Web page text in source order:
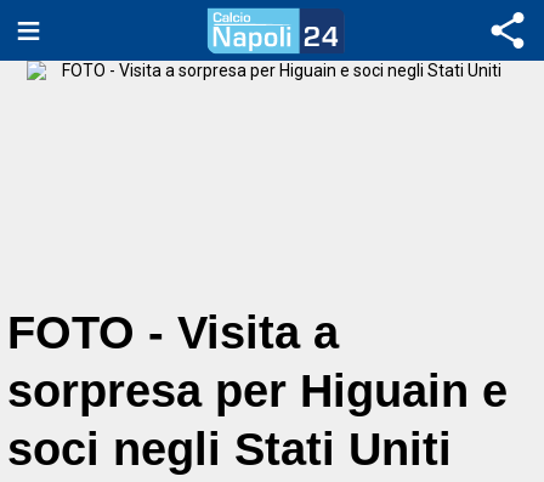
FOTO - Visita a
sorpresa per Higuain e
soci negli Stati Uniti